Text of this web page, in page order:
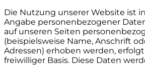
Die Nutzung unserer Website ist
Angabe personenbezogener
auf unseren Seiten
(beispielsweise Name, Anschrift
Adressen) erhoben werden,
freiwilliger Basis. Diese Daten